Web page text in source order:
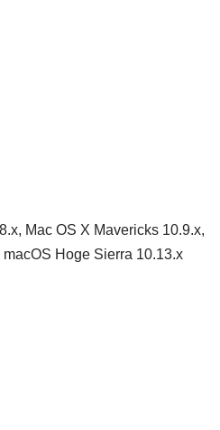
Mac OS X Mavericks 10.9.x,
Hoge Sierra 10.13.x